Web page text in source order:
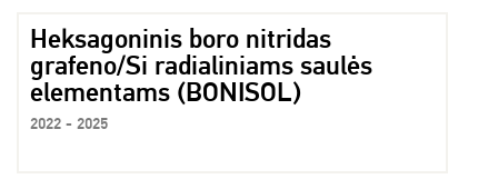
Heksagoninis boro nitridas
grafeno/Si radialiniams saulės
elementams (BONISOL)
2022 - 2025